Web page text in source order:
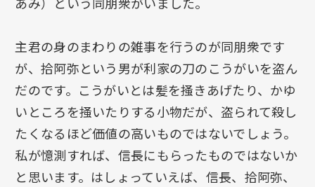
主君の身のまわりの雑事を行うのが同朋衆です
が、拾阿弥という男が利家の刀のこうがいを盗ん
だのです。こうがいとは髪を掻きあげたり、かゆ
いところを掻いたりする小物だが、盗られて殺し
たくなるほど価値の高いものではないでしょう。
私が憶測すれば、信長にもらったものではないか
と思います。はしょっていえば、信長、拾阿弥、